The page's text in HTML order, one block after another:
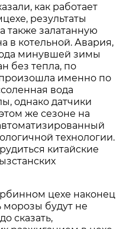
как работает
результаты
также залатанную
в котельной. Авария,
минувшей зимы
без тепла, по
именно по
вода
однако датчики
же сезоне на
технологии.
китайские
цехе наконец
морозы будут не
сказать,